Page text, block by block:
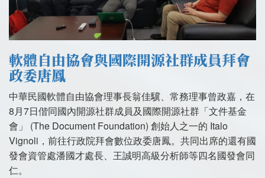
軟體自由協會與國際開源社群成員拜會
政委唐鳳
中華民國軟體自由協會理事長翁佳驥、常務理事曾政嘉，在
8月7日偕同國內開源社群成員及國際開源社群「文件基金
會」 (The Document Foundation) 創始人之一的 Italo
Vignoli，前往行政院拜會數位政委唐鳳。共同出席的還有國
發會資管處潘國才處長、王誠明高級分析師等四名國發會同
仁。